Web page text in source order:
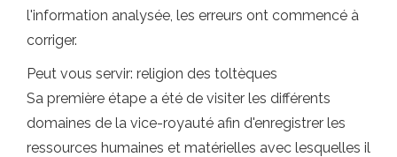
l'information analysée, les erreurs ont commencé à
corriger.
Peut vous servir: religion des toltèques
Sa première étape a été de visiter les différents
domaines de la vice-royauté afin d'enregistrer les
ressources humaines et matérielles avec lesquelles il